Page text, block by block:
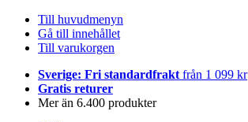
Till huvudmenyn
Gå till innehållet
Till varukorgen
Sverige: Fri standardfrakt från 1 099 kr
Gratis returer
Mer än 6.400 produkter